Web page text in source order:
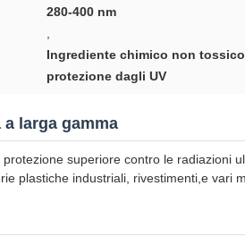
280-400 nm
,
Ingrediente chimico non
protezione dagli UV
larga gamma
superiore contro le radiazioni
plastiche industriali, rivestimenti,e vari